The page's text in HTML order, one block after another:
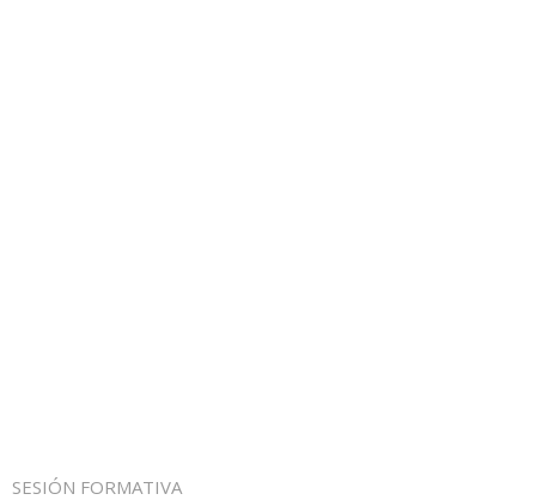
SESIÓN FORMATIVA